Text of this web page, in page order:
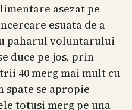
asezat pe
esuata de a
paharul voluntarului
duce pe jos, prin
40 merg mai mult cu
spate se apropie
totusi merg pe una